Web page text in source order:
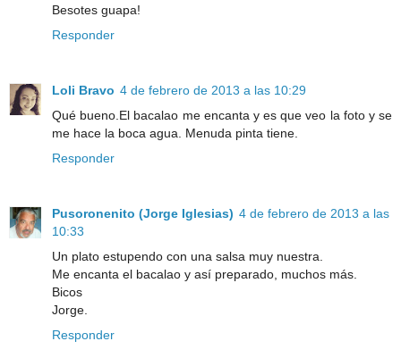
Besotes guapa!
Responder
Loli Bravo 4 de febrero de 2013 a las 10:29
Qué bueno.El bacalao me encanta y es que veo la foto y se
me hace la boca agua. Menuda pinta tiene.
Responder
Pusoronenito (Jorge Iglesias) 4 de febrero de 2013 a las
10:33
Un plato estupendo con una salsa muy nuestra.
Me encanta el bacalao y así preparado, muchos más.
Bicos
Jorge.
Responder